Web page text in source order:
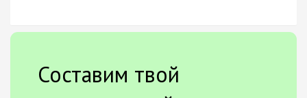
Составим твой